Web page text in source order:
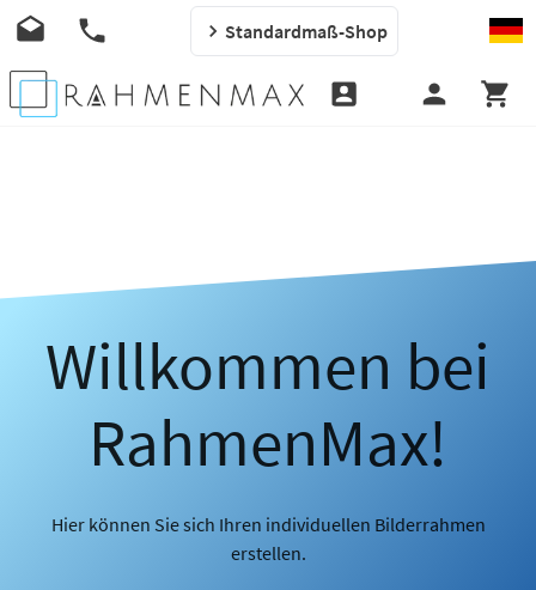
Standardmaß-Shop
Willkommen bei
RahmenMax!
Hier können Sie sich Ihren individuellen Bilderrahmen
erstellen.